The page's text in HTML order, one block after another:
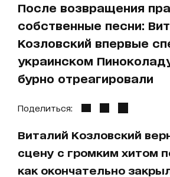
После возвращения
собственные песни:
Козловский впервые
украинском
бурно отреагировали
Поделиться:
Виталий Козловский
сцену с громким хитом
как окончательно